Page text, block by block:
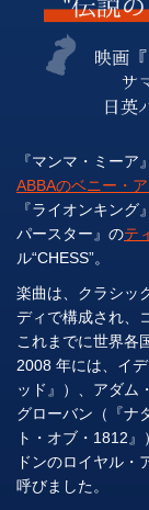
『マンマ・ミー
ABBAのベニー・
『ライオンキン
パースター』のテ
ル“CHESS”。
楽曲は、クラシッ
ディで構成され、
これまでに世界各
2008 年には、イ
ッド』）、アダム
グローバン（『ナ
ト・オブ・1812
ドンのロイヤル・
呼びました。